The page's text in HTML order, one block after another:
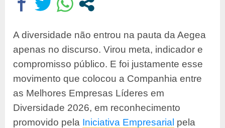
A diversidade não entrou na pauta da Aegea
apenas no discurso. Virou meta, indicador e
compromisso público. E foi justamente esse
movimento que colocou a Companhia entre
as Melhores Empresas Líderes em
Diversidade 2026, em reconhecimento
promovido pela Iniciativa Empresarial pela